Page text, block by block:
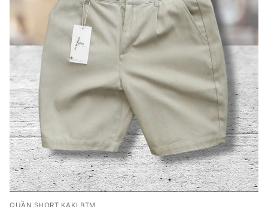
QUẦN SHORT KAKI BTM